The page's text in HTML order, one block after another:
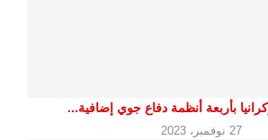
بأربعة أنظمة دفاع جوي إضافية...
27 نوفمبر، 2023